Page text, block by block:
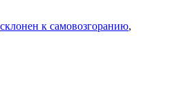
склонен к самовозгоранию,